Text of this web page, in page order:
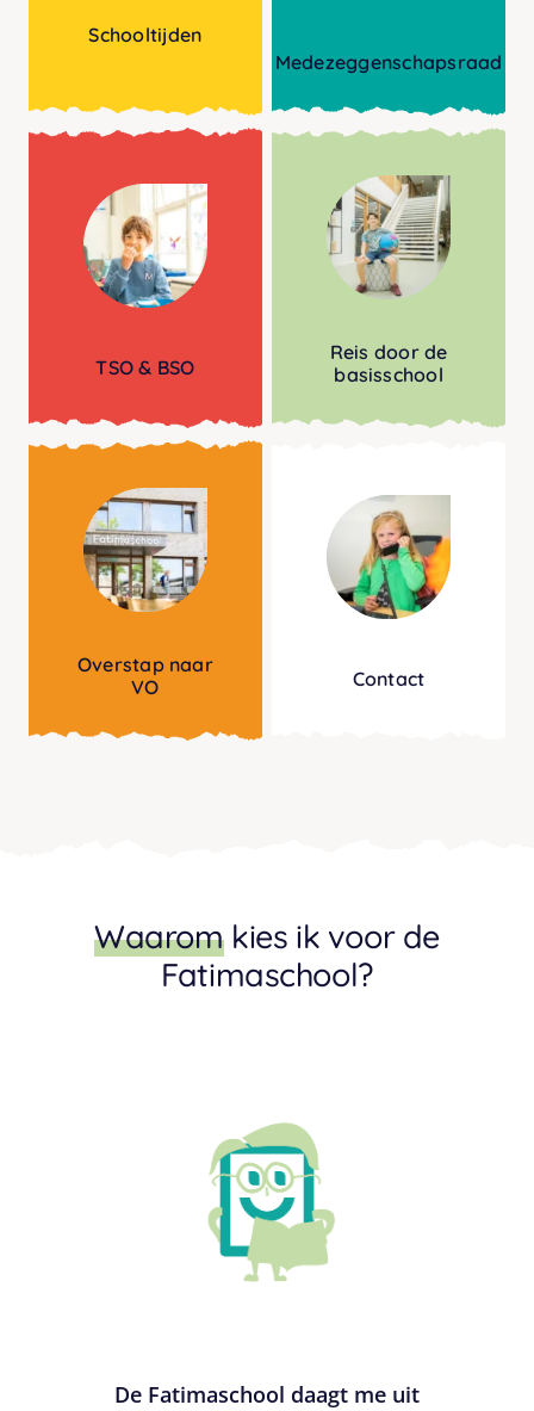
Schooltijden
Medezeggenschapsraad
TSO & BSO
Reis door de
basisschool
Overstap naar
VO
Contact
Waaromkies ik voor de
Fatimaschool?
De Fatimaschool daagt me uit